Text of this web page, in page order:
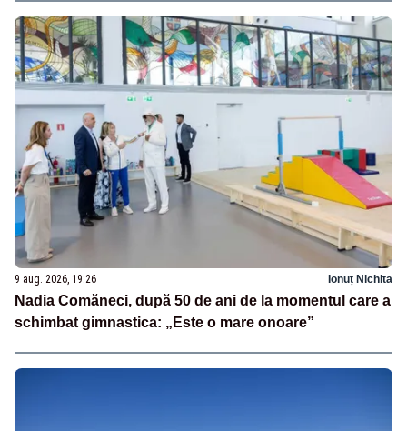
9 aug. 2026, 19:26 Ionuț Nichita
Nadia Comăneci, după 50 de ani de la momentul care a
schimbat gimnastica: „Este o mare onoare”